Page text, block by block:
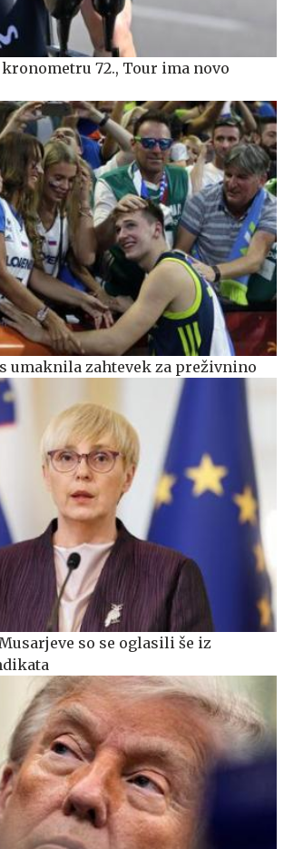
72., Tour ima novo
umaknila zahtevek za preživnino
so se oglasili še iz